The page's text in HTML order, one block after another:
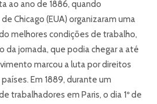
ao ano de 1886, quando
Chicago (EUA) organizaram uma
melhores condições de trabalho,
da jornada, que podia chegar a até
marcou a luta por direitos
Em 1889, durante um
trabalhadores em Paris, o dia 1º de